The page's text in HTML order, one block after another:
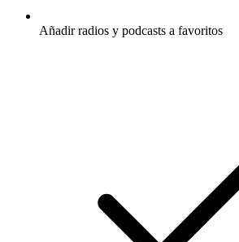
Añadir radios y podcasts a favoritos